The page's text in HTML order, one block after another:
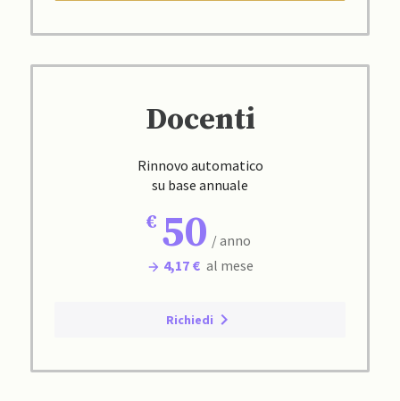
Docenti
Rinnovo automatico
su base annuale
50 / anno
4,17 € al mese
Richiedi